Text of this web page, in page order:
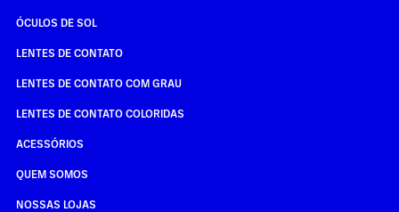
ÓCULOS DE SOL
LENTES DE CONTATO
LENTES DE CONTATO COM GRAU
LENTES DE CONTATO COLORIDAS
ACESSÓRIOS
QUEM SOMOS
NOSSAS LOJAS